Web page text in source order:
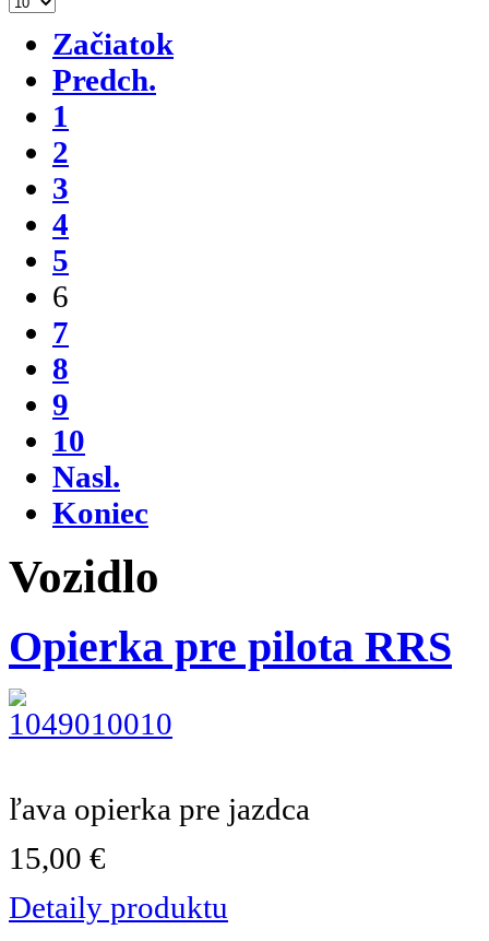
Začiatok
Predch.
1
2
3
4
5
6
7
8
9
10
Nasl.
Koniec
Vozidlo
Opierka pre pilota RRS
ľava opierka pre jazdca
15,00 €
Detaily produktu